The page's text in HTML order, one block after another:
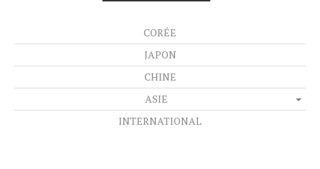
CORÉE
JAPON
CHINE
ASIE
INTERNATIONAL